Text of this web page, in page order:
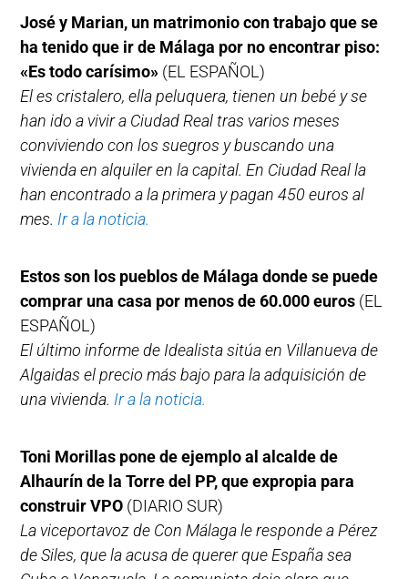
José y Marian, un matrimonio con trabajo que se
ha tenido que ir de Málaga por no encontrar piso:
«Es todo carísimo» (EL ESPAÑOL)
El es cristalero, ella peluquera, tienen un bebé y se
han ido a vivir a Ciudad Real tras varios meses
conviviendo con los suegros y buscando una
vivienda en alquiler en la capital. En Ciudad Real la
han encontrado a la primera y pagan 450 euros al
mes. Ir a la noticia.
Estos son los pueblos de Málaga donde se puede
comprar una casa por menos de 60.000 euros (EL
ESPAÑOL)
El último informe de Idealista sitúa en Villanueva de
Algaidas el precio más bajo para la adquisición de
una vivienda. Ir a la noticia.
Toni Morillas pone de ejemplo al alcalde de
Alhaurín de la Torre del PP, que expropia para
construir VPO (DIARIO SUR)
La viceportavoz de Con Málaga le responde a Pérez
de Siles, que la acusa de querer que España sea